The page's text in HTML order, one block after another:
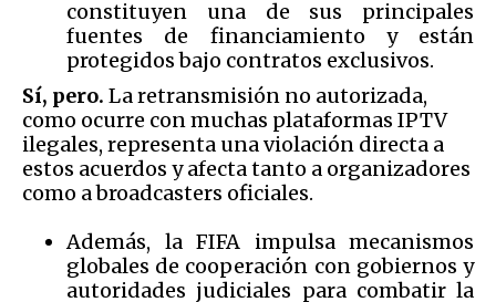
constituyen una de sus principales
fuentes de financiamiento y están
protegidos bajo contratos exclusivos.
Sí, pero. La retransmisión no autorizada,
como ocurre con muchas plataformas IPTV
ilegales, representa una violación directa a
estos acuerdos y afecta tanto a organizadores
como a broadcasters oficiales.
Además, la FIFA impulsa mecanismos
globales de cooperación con gobiernos y
autoridades judiciales para combatir la